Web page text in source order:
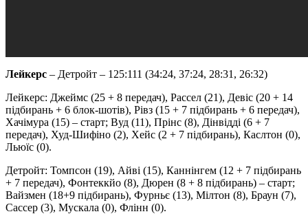
Лейкерс – Детройт – 125:111 (34:24, 37:24, 28:31, 26:32)
Лейкерс: Джеймс (25 + 8 передач), Рассел (21), Девіс (20 + 14
підбирань + 6 блок-шотів), Рівз (15 + 7 підбирань + 6 передач),
Хачімура (15) – старт; Вуд (11), Прінс (8), Дінвідді (6 + 7
передач), Худ-Шифіно (2), Хейс (2 + 7 підбирань), Каслтон (0),
Льюїс (0).
Детройт: Томпсон (19), Айві (15), Каннінгем (12 + 7 підбирань
+ 7 передач), Фонтеккйо (8), Дюрен (8 + 8 підбирань) – старт;
Вайзмен (18+9 підбирань), Фурньє (13), Мілтон (8), Браун (7),
Сассер (3), Мускала (0), Флінн (0).